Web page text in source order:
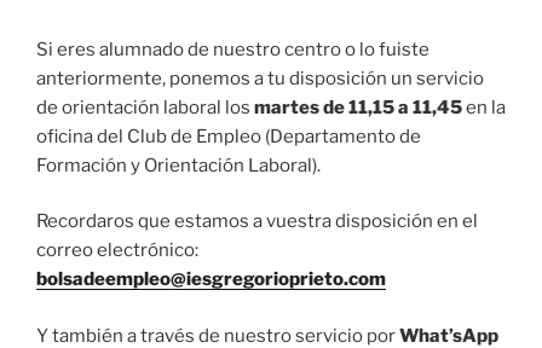
Si eres alumnado de nuestro centro o lo fuiste
anteriormente, ponemos a tu disposición un servicio
de orientación laboral los martes de 11,15 a 11,45en la
oficina del Club de Empleo (Departamento de
Formación y Orientación Laboral).
Recordaros que estamos a vuestra disposición en el
correo electrónico:
bolsadeempleo@iesgregorioprieto.com
Y también a través de nuestro servicio porWhat’sApp